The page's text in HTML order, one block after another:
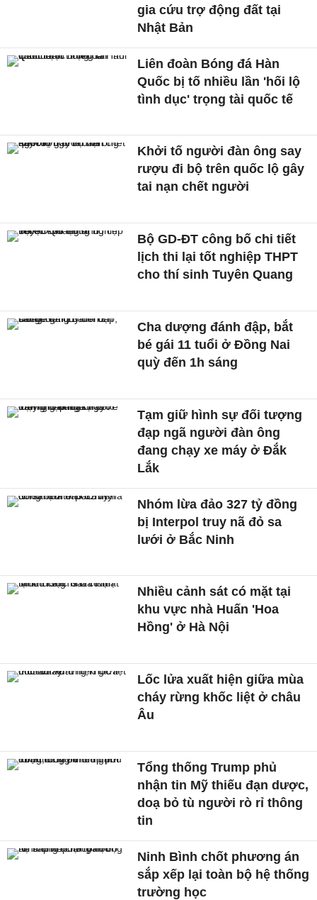
gia cứu trợ động đất tại
Nhật Bản
Liên đoàn Bóng đá Hàn
Quốc bị tố nhiều lần 'hối lộ
tình dục' trọng tài quốc tế
Khởi tố người đàn ông say
rượu đi bộ trên quốc lộ gây
tai nạn chết người
Bộ GD-ĐT công bố chi tiết
lịch thi lại tốt nghiệp THPT
cho thí sinh Tuyên Quang
Cha dượng đánh đập, bắt
bé gái 11 tuổi ở Đồng Nai
quỳ đến 1h sáng
Tạm giữ hình sự đối tượng
đạp ngã người đàn ông
đang chạy xe máy ở Đắk
Lắk
Nhóm lừa đảo 327 tỷ đồng
bị Interpol truy nã đỏ sa
lưới ở Bắc Ninh
Nhiều cảnh sát có mặt tại
khu vực nhà Huấn 'Hoa
Hồng' ở Hà Nội
Lốc lửa xuất hiện giữa mùa
cháy rừng khốc liệt ở châu
Âu
Tổng thống Trump phủ
nhận tin Mỹ thiếu đạn dược,
doạ bỏ tù người rò rỉ thông
tin
Ninh Bình chốt phương án
sắp xếp lại toàn bộ hệ thống
trường học